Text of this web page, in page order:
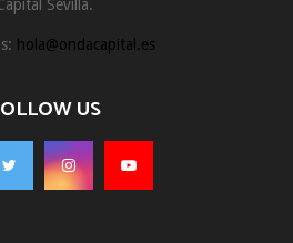
Sevilla.
hola@ondacapital.es
US